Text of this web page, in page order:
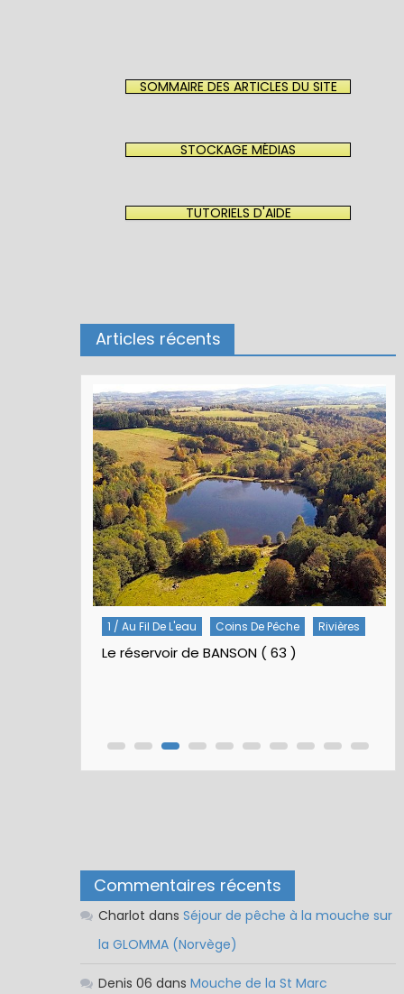
SOMMAIRE DES ARTICLES DU SITE
STOCKAGE MÉDIAS
TUTORIELS D'AIDE
Articles récents
1 / Au Fil De L'eau Coins De Pêche Rivières
Le réservoir de BANSON ( 63 )
Commentaires récents
Charlot dans Séjour de pêche à la mouche sur
la GLOMMA (Norvège)
Denis 06 dans Mouche de la St Marc